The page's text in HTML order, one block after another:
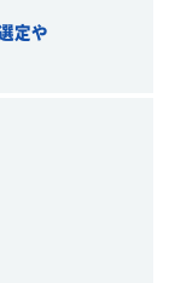
定や